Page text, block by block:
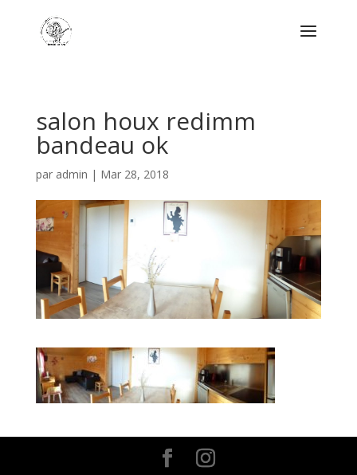
salon houx redimm
bandeau ok
par admin | Mar 28, 2018